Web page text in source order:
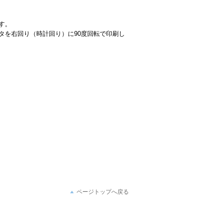
。
を右回り（時計回り）に90度回転で印刷し
ページトップへ戻る